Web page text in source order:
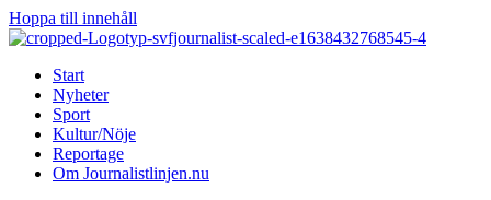
Hoppa till innehåll
Start
Nyheter
Sport
Kultur/Nöje
Reportage
Om Journalistlinjen.nu